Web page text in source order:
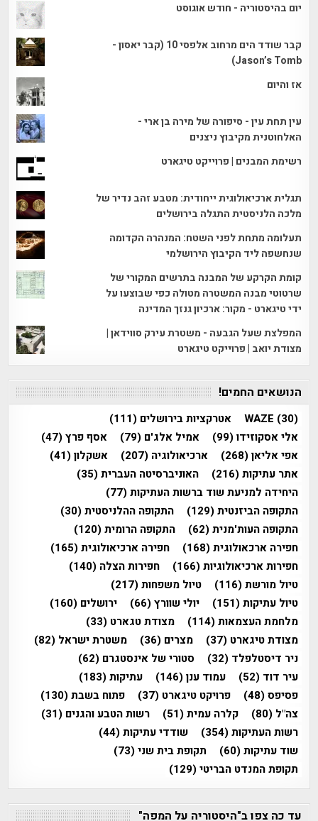
יום בהיסטוריה - חודש אוגוסט
קבר שודד הים מרחוב אלפסי 10 (קבר יאסון -
Jason’s Tomb)
אז והיום
עין תחת עין - סיפורה של מירה בן ארי -
האלחוטנית מקיבוץ ניצנים
רשימת המבנים | פרוייקט טיגארט
תגלית ארכיאולוגית ייחודית: מטבע זהב נדיר של
מלכה הלניסטית התגלה בירושלים
תעלומה מתחת לפני השטח: המנהרה הקדומה
שנחשפה ליד הקיבוץ הירושלמי
קומת הקרקע של המבנה בתרשים המקורי של
שרטוטי מבנה המשטרה מטולה כפי שבוצעו על
ידי טיגארט - מקור: ארכיון גנזך המדינה
המפלצת שעל הגבעה - משטרת עירק סווידאן |
מצודת יואב | פרוייקט טיגארט
הנושאים החמים!
WAZE (30) אטרקציות בירושלים (111)
אלי אסקוזידו(99) אמיל אלג'ם (79) אסף פרץ(47)
אפי אליאן(268) ארכיאולוגיה (207) אשקלון(41)
אתר עתיקות(216) האוניברסיטה העברית(35)
היחידה למניעת שוד ברשות העתיקות(77)
התקופה הביזנטית(129) התקופה ההלניסטית(30)
התקופה העות'מנית(62) התקופה הרומית(120)
חפירה ארכאולוגית(168) חפירה ארכיאולוגית(165)
חפירות ארכיאולוגיות(166) חפירות הצלה (140)
טיול מורשת(116) טיול משפחות(217)
טיול עתיקות(151) יולי שוורץ(66) ירושלים (160)
מלחמת העצמאות(114) מצודת טגארט (33)
מצודת טיגארט (37) מצרים (36) משטרת ישראל (82)
ניר דיסטלפלד (32) סטורי של אינסטגרם (62)
עיר דוד (52) עמוד ענן(146) עתיקות(183)
פסיפס(48) פרויקט טיגארט (37) פתוח בשבת(130)
צה"ל (80) קלרה עמית(51) רשות הטבע והגנים (31)
רשות העתיקות(354) שודדי עתיקות(44)
שוד עתיקות(60) תקופת בית שני(73)
תקופת המנדט הבריטי(129)
עד כה צפו ב"היסטוריה על המפה"